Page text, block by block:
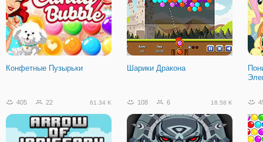
Возвращение в новогоднюю
страну
Юные Титаны: Бурильщик 2
Конфетные Пузырьки Шарики Дракона
405 22 61.34 K 108 6 18.58 K